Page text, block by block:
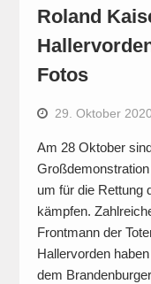
Roland
Fotos
29. Oktober 2020
Am 28 Oktober
um für die Rettung
kämpfen.
Frontmann der
Hallervorden
dem